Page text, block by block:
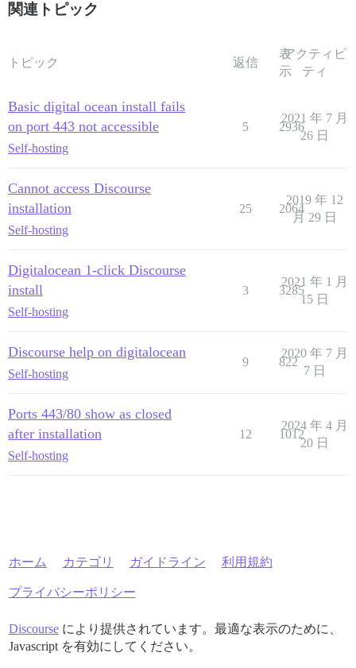
関連トピック
トピック 返信
表
示
アクティビ
ティ
Basic digital ocean install fails
on port 443 not accessible
Self-hosting
5 2936
2021 年 7 月
26 日
Cannot access Discourse
installation
Self-hosting
25 2064
2019 年 12
月 29 日
Digitalocean 1-click Discourse
install
Self-hosting
3 3285
2021 年 1 月
15 日
Discourse help on digitalocean
Self-hosting
9 822
2020 年 7 月
7 日
Ports 443/80 show as closed
after installation
Self-hosting
12 1012
2024 年 4 月
20 日
ホーム カテゴリ ガイドライン 利用規約
プライバシーポリシー
Discourseにより提供されています。最適な表示のために、
Javascript を有効にしてください。